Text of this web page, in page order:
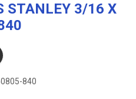
STANLEY 3/16 X
840